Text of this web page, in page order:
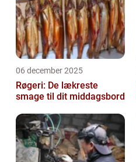
06 december 2025
Røgeri: De lækreste
smage til dit middagsbord